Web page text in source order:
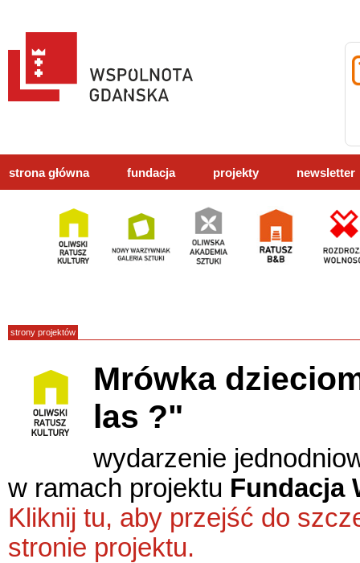
strona główna fundacja projekty newsletter
strony projektów
Mrówka
las ?"
wydarzenie
w ramach projektu Fundacja
Kliknij tu, aby przejść do
stronie projektu.